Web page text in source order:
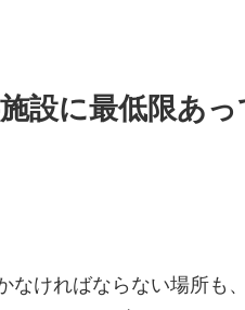
設に最低限あっ
なければならない場所も